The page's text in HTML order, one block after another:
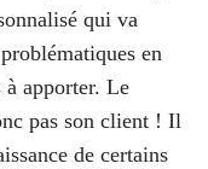
qui va
en
apporter. Le
pas son client ! Il
de certains